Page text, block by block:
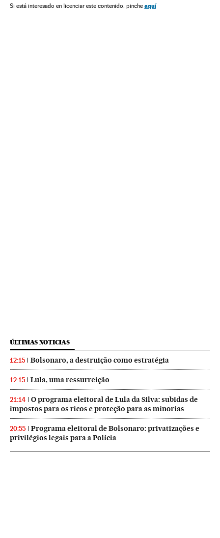
Si está interesado en licenciar este contenido, pinche aquí
ÚLTIMAS NOTICIAS
12:15 Bolsonaro, a destruição como estratégia
12:15 Lula, uma ressurreição
21:14
O programa eleitoral de Lula da Silva: subidas de
impostos para os ricos e proteção para as minorias
20:55
Programa eleitoral de Bolsonaro: privatizações e
privilégios legais para a Polícia